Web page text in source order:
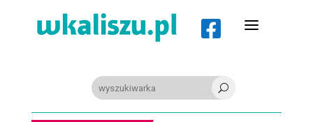
 a
U